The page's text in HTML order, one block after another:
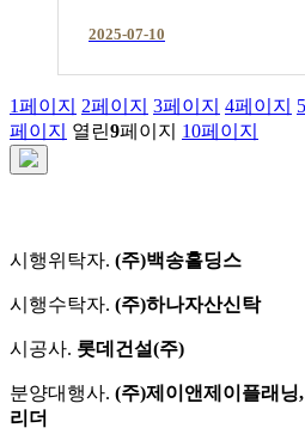
2025-07-10
1페이지 2페이지 3페이지 4페이지 5
페이지
열린9페이지 10페이지
시행위탁자. (주)백송홀딩스
시행수탁자. (주)하나자산신탁
시공사. 롯데건설(주)
분양대행사. (주)제이앤제이플래닝
리더